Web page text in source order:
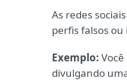
As redes
perfis falsos
Exemplo:
divulgando